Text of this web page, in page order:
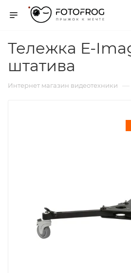
Тележка E-
штатива
Интернет магазин видеотехники —